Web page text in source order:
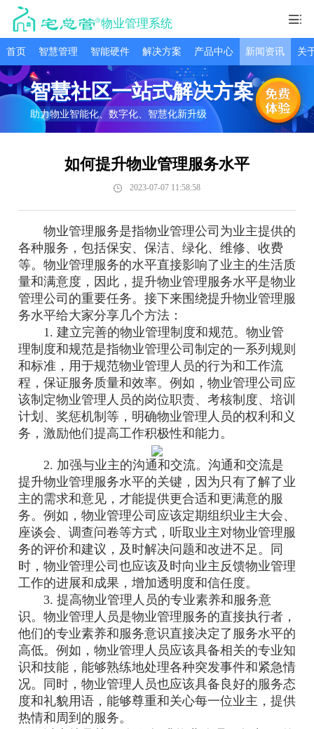
物业管理系统
首页 智慧管理 智能硬件 解决方案 产品中心 新闻资讯 关
智慧社区一站式解决方案
助力物业智能化、数字化、智慧化新升级
如何提升物业管理服务水平
2023-07-07 11:58:58
物业管理服务是指物业管理公司为业主提供的
各种服务，包括保安、保洁、绿化、维修、收费
等。物业管理服务的水平直接影响了业主的生活质
量和满意度，因此，提升物业管理服务水平是物业
管理公司的重要任务。接下来围绕提升物业管理服
务水平给大家分享几个方法：
1. 建立完善的物业管理制度和规范。物业管
理制度和规范是指物业管理公司制定的一系列规则
和标准，用于规范物业管理人员的行为和工作流
程，保证服务质量和效率。例如，物业管理公司应
该制定物业管理人员的岗位职责、考核制度、培训
计划、奖惩机制等，明确物业管理人员的权利和义
务，激励他们提高工作积极性和能力。
2. 加强与业主的沟通和交流。沟通和交流是
提升物业管理服务水平的关键，因为只有了解了业
主的需求和意见，才能提供更合适和更满意的服
务。例如，物业管理公司应该定期组织业主大会、
座谈会、调查问卷等方式，听取业主对物业管理服
务的评价和建议，及时解决问题和改进不足。同
时，物业管理公司也应该及时向业主反馈物业管理
工作的进展和成果，增加透明度和信任度。
3. 提高物业管理人员的专业素养和服务意
识。物业管理人员是物业管理服务的直接执行者，
他们的专业素养和服务意识直接决定了服务水平的
高低。例如，物业管理人员应该具备相关的专业知
识和技能，能够熟练地处理各种突发事件和紧急情
况。同时，物业管理人员也应该具备良好的服务态
度和礼貌用语，能够尊重和关心每一位业主，提供
热情和周到的服务。